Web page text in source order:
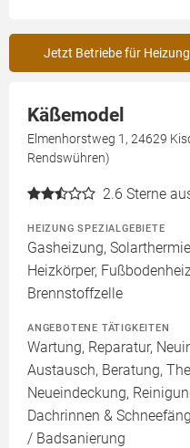
Jetzt Betriebe für
Käßemodel
Elmenhorstweg 1, 24629
Rendswühren)
2.6 Sterne
HEIZUNG SPEZIALGEBIETE
Gasheizung,
Heizkörper,
Brennstoffzelle
ANGEBOTENE TÄTIGKEITEN
Wartung, Reparatur,
Austausch, Beratung,
Neueindeckung,
Dachrinnen &
/ Badsanierung